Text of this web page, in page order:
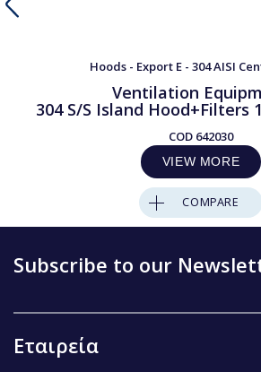
Hoods - Export E - 304 AISI
Ventilation
304 S/S Island Hood+Filters
COD 642030
VIEW MORE
COMPARE
Subscribe to our
Εταιρεία